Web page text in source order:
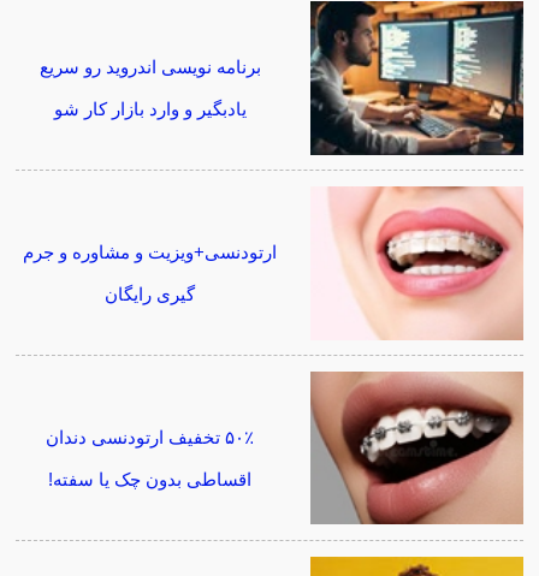
برنامه نویسی اندروید رو سریع
یادبگیر و وارد بازار کار شو
ارتودنسی+ویزیت و مشاوره و جرم
گیری رایگان
۵۰٪ تخفیف ارتودنسی دندان
اقساطی بدون چک یا سفته!